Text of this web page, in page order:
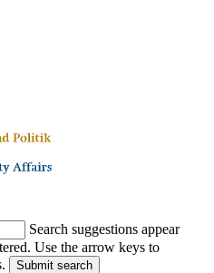
Search suggestions appear
Use the arrow keys to
Submit search